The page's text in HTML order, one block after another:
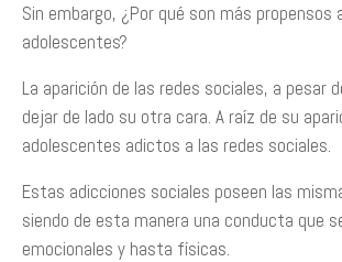
Sin embargo, ¿Por qué son más
adolescentes?
La aparición de las redes sociales, a
dejar de lado su otra cara. A raíz de su
adolescentes adictos a las redes sociales.
Estas adicciones sociales poseen las
siendo de esta manera una conducta que
emocionales y hasta físicas.